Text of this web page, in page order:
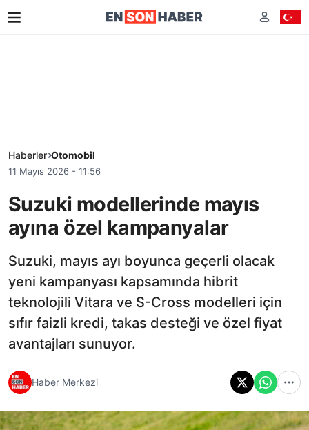
Haberler Otomobil
11 Mayıs 2026 - 11:56
Suzuki modellerinde mayıs
ayına özel kampanyalar
Suzuki, mayıs ayı boyunca geçerli olacak
yeni kampanyası kapsamında hibrit
teknolojili Vitara ve S-Cross modelleri için
sıfır faizli kredi, takas desteği ve özel fiyat
avantajları sunuyor.
Haber Merkezi